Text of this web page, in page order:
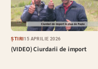
ȘTIRI15 APRILIE 2026
(VIDEO) Ciurdarii de import